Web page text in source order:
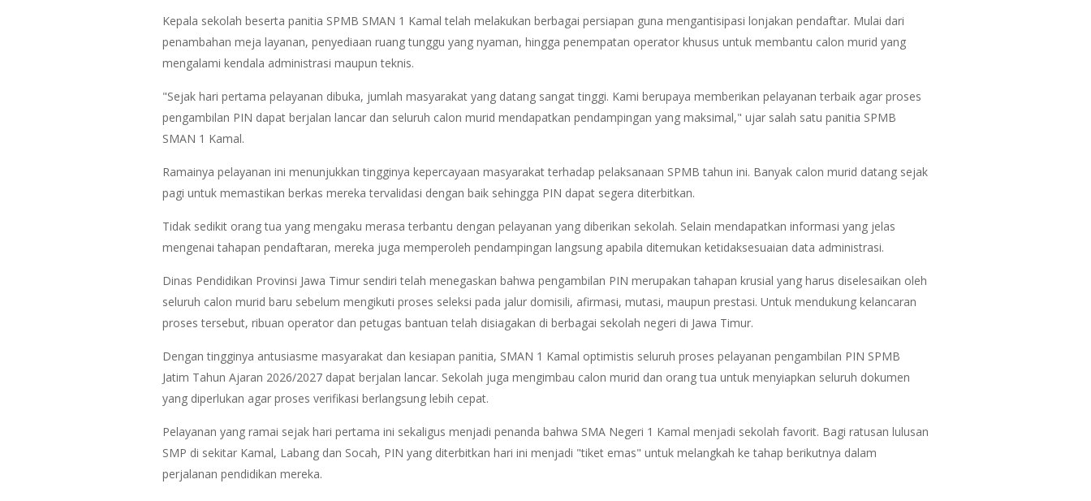
Kepala sekolah beserta panitia SPMB SMAN 1 Kamal telah melakukan berbagai persiapan guna mengantisipasi lonjakan pendaftar. Mulai dari
penambahan meja layanan, penyediaan ruang tunggu yang nyaman, hingga penempatan operator khusus untuk membantu calon murid yang
mengalami kendala administrasi maupun teknis.
"Sejak hari pertama pelayanan dibuka, jumlah masyarakat yang datang sangat tinggi. Kami berupaya memberikan pelayanan terbaik agar proses
pengambilan PIN dapat berjalan lancar dan seluruh calon murid mendapatkan pendampingan yang maksimal," ujar salah satu panitia SPMB
SMAN 1 Kamal.
Ramainya pelayanan ini menunjukkan tingginya kepercayaan masyarakat terhadap pelaksanaan SPMB tahun ini. Banyak calon murid datang sejak
pagi untuk memastikan berkas mereka tervalidasi dengan baik sehingga PIN dapat segera diterbitkan.
Tidak sedikit orang tua yang mengaku merasa terbantu dengan pelayanan yang diberikan sekolah. Selain mendapatkan informasi yang jelas
mengenai tahapan pendaftaran, mereka juga memperoleh pendampingan langsung apabila ditemukan ketidaksesuaian data administrasi.
Dinas Pendidikan Provinsi Jawa Timur sendiri telah menegaskan bahwa pengambilan PIN merupakan tahapan krusial yang harus diselesaikan oleh
seluruh calon murid baru sebelum mengikuti proses seleksi pada jalur domisili, afirmasi, mutasi, maupun prestasi. Untuk mendukung kelancaran
proses tersebut, ribuan operator dan petugas bantuan telah disiagakan di berbagai sekolah negeri di Jawa Timur.
Dengan tingginya antusiasme masyarakat dan kesiapan panitia, SMAN 1 Kamal optimistis seluruh proses pelayanan pengambilan PIN SPMB
Jatim Tahun Ajaran 2026/2027 dapat berjalan lancar. Sekolah juga mengimbau calon murid dan orang tua untuk menyiapkan seluruh dokumen
yang diperlukan agar proses verifikasi berlangsung lebih cepat.
Pelayanan yang ramai sejak hari pertama ini sekaligus menjadi penanda bahwa SMA Negeri 1 Kamal menjadi sekolah favorit. Bagi ratusan lulusan
SMP di sekitar Kamal, Labang dan Socah, PIN yang diterbitkan hari ini menjadi "tiket emas" untuk melangkah ke tahap berikutnya dalam
perjalanan pendidikan mereka.